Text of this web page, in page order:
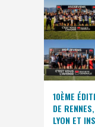
10ÈME
DE
LYON ET